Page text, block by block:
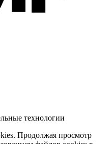
технологии
Продолжая просмотр